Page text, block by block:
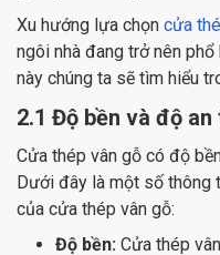
Xu hướng lựa chọn cửa
ngôi nhà đang trở nên
này chúng ta sẽ tìm hiểu
2.1 Độ bền và độ
Cửa thép vân gỗ có độ
Dưới đây là một số thông
của cửa thép vân gỗ:
Độ bền: Cửa thép